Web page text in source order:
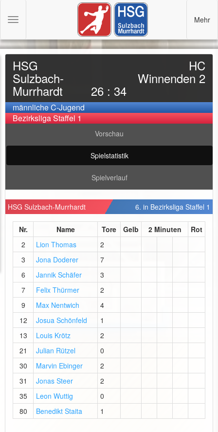
HSG
Sulzbach-
Murrhardt 26 : 34
HC
Winnenden 2
männliche C-Jugend
Bezirksliga Staffel 1
Vorschau
Spielstatistik
Spielverlauf
HSG Sulzbach-Murrhardt 6. in Bezirksliga Staffel 1
Nr. Name Tore Gelb 2 Minuten
Rot
2
Lion Thomas
2
3
Jona Doderer
7
6
Jannik Schäfer
3
7
Felix Thürmer
2
9
Max Nentwich
4
12
Josua Schönfeld
1
13
Louis Krötz
2
21
Julian Rützel
0
30
Marvin Ebinger
2
31
Jonas Steer
2
35
Leon Wuttig
0
80
Benedikt Staita 1
Toggle
Mehr